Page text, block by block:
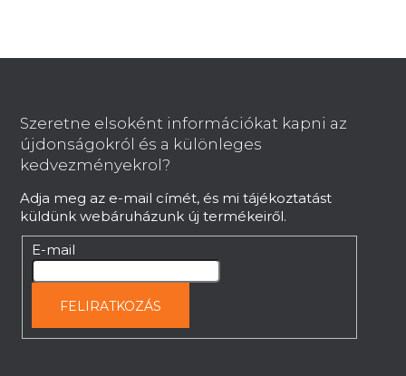
Szeretne elsoként információkat kapni az
újdonságokról és a különleges
kedvezményekrol?
Adja meg az e-mail címét, és mi tájékoztatást
küldünk webáruházunk új termékeiről.
E-mail
FELIRATKOZÁS